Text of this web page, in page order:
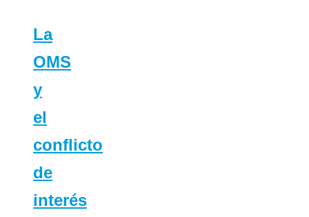
La
OMS
y
el
conflicto
de
interés